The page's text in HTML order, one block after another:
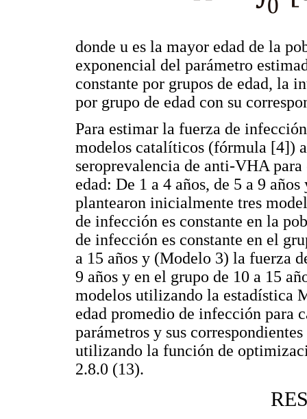
donde u es la mayor edad de la
exponencial del parámetro
constante por grupos de edad, la
por grupo de edad con su
Para estimar la fuerza de
modelos catalíticos (fórmula [4])
seroprevalencia de anti-VHA
edad: De 1 a 4 años, de 5 a 9
plantearon inicialmente tres
de infección es constante en la
de infección es constante en el
a 15 años y (Modelo 3) la fuerza
9 años y en el grupo de 10 a 15
modelos utilizando la estadística
edad promedio de infección para
parámetros y sus
utilizando la función de
2.8.0 (13).